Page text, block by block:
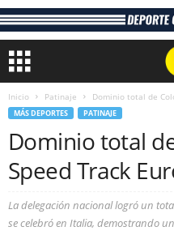
Inicio Patinaje Dominio total de
MÁS DEPORTES PATINAJE
Dominio total
Speed Track
La delegación nacional logró un
se celebró en Italia, demostrando